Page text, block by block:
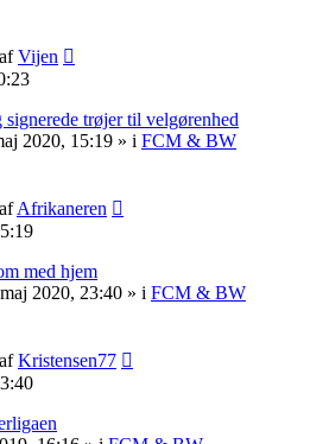
afVijen
trøjer til velgørenhed
2020, 15:19 » i FCM & BW
afAfrikaneren
med hjem
2020, 23:40 » i FCM & BW
afKristensen77